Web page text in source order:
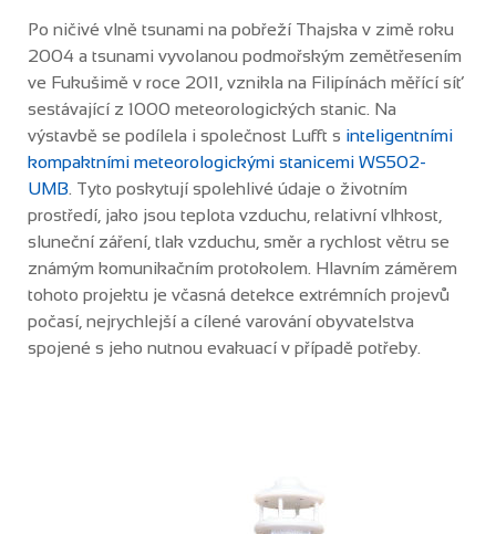
Po ničivé vlně tsunami na pobřeží Thajska v zimě roku
2004 a tsunami vyvolanou podmořským zemětřesením
ve Fukušimě v roce 2011, vznikla na Filipínách měřící síť
sestávající z 1000 meteorologických stanic. Na
výstavbě se podílela i společnost Lufft s inteligentními
kompaktními meteorologickými stanicemi WS502-
UMB . Tyto poskytují spolehlivé údaje o životním
prostředí, jako jsou teplota vzduchu, relativní vlhkost,
sluneční záření, tlak vzduchu, směr a rychlost větru se
známým komunikačním protokolem. Hlavním záměrem
tohoto projektu je včasná detekce extrémních projevů
počasí, nejrychlejší a cílené varování obyvatelstva
spojené s jeho nutnou evakuací v případě potřeby.